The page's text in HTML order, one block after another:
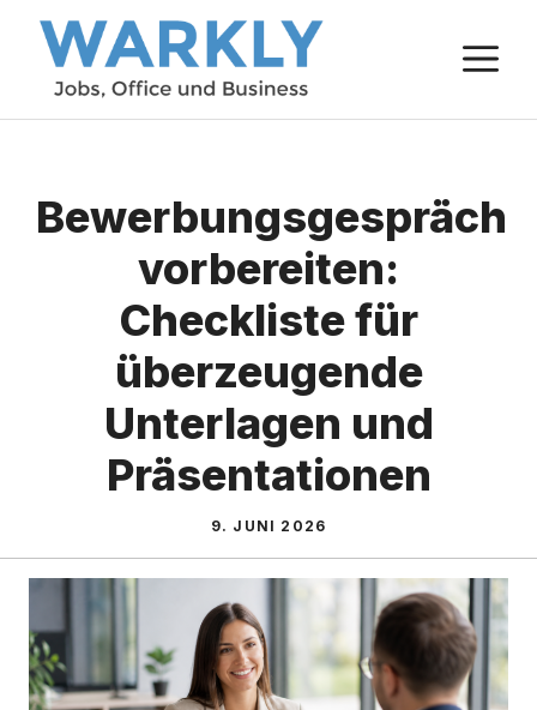
Zum
Inhalt
springen
Bewerbungsgespräch
vorbereiten:
Checkliste für
überzeugende
Unterlagen und
Präsentationen
9. JUNI 2026